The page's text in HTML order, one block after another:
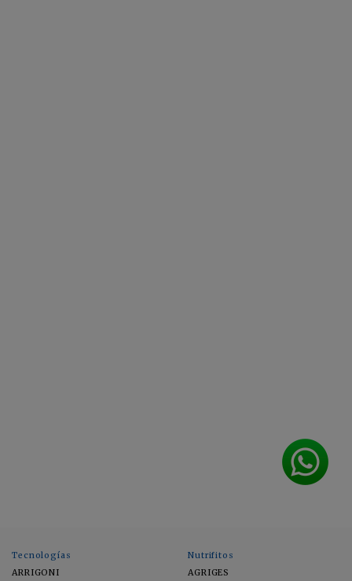
Tecnologías
ARRIGONI
Nutrifitos
AGRIGES